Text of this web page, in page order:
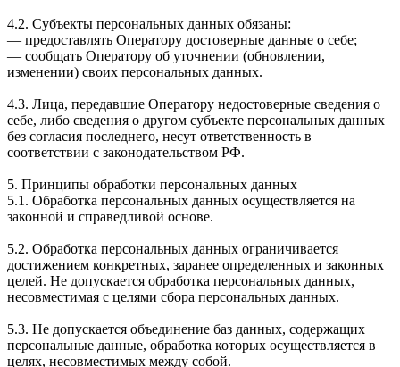
4.2. Субъекты персональных данных обязаны:
— предоставлять Оператору достоверные данные о себе;
— сообщать Оператору об уточнении (обновлении,
изменении) своих персональных данных.
4.3. Лица, передавшие Оператору недостоверные сведения о
себе, либо сведения о другом субъекте персональных данных
без согласия последнего, несут ответственность в
соответствии с законодательством РФ.
5. Принципы обработки персональных данных
5.1. Обработка персональных данных осуществляется на
законной и справедливой основе.
5.2. Обработка персональных данных ограничивается
достижением конкретных, заранее определенных и законных
целей. Не допускается обработка персональных данных,
несовместимая с целями сбора персональных данных.
5.3. Не допускается объединение баз данных, содержащих
персональные данные, обработка которых осуществляется в
целях, несовместимых между собой.